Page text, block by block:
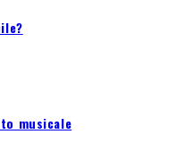
musicale